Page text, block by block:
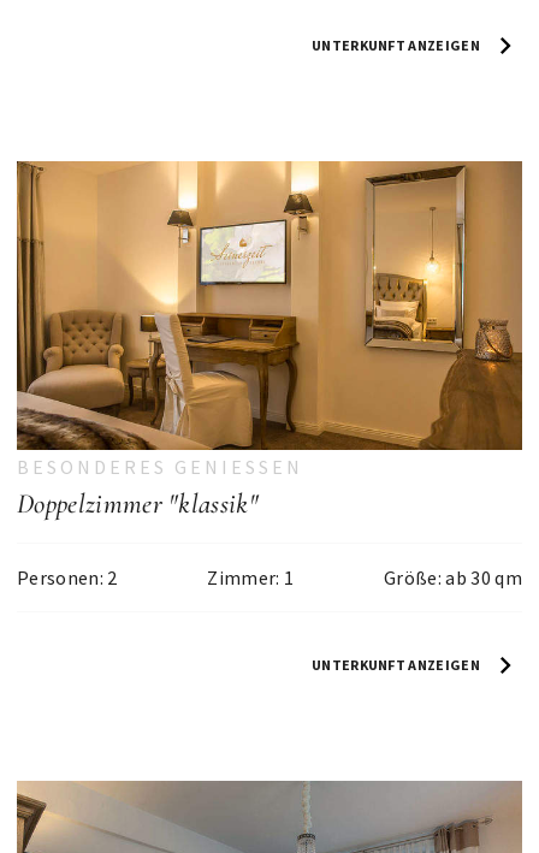
UNTERKUNFT ANZEIGEN
BESONDERES GENIESSEN
Doppelzimmer "klassik"
Personen: 2 Zimmer: 1 Größe: ab 30 qm
UNTERKUNFT ANZEIGEN